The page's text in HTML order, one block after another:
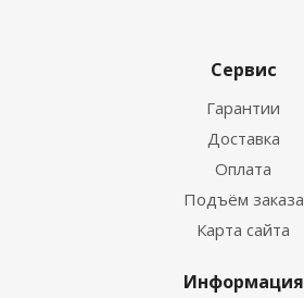
Сервис
Гарантии
Доставка
Оплата
Подъём заказа
Карта сайта
Информация